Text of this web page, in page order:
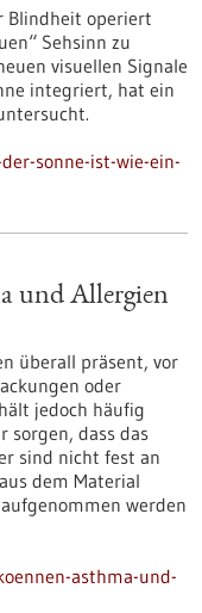
Blindheit operiert
Sehsinn zu
visuellen Signale
integriert, hat ein
sonne-ist-wie-ein-
und Allergien
überall präsent, vor
oder
jedoch häufig
sorgen, dass das
sind nicht fest an
dem Material
werden
asthma-und-